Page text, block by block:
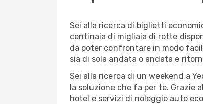
Sei alla ricerca di biglietti
centinaia di migliaia di rotte
da poter confrontare in modo
sia di sola andata o andata e
Sei alla ricerca di un weekend a
la soluzione che fa per te. Grazie
hotel e servizi di noleggio auto